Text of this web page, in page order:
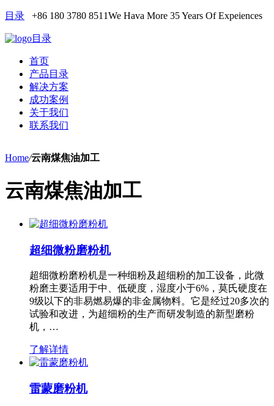
目录 +86 180 3780 8511We Hava More 35 Years Of Expeiences
目录
首页
产品目录
解决方案
成功案例
关于我们
联系我们
Home/云南煤焦油加工
云南煤焦油加工
超细微粉磨粉机
超细微粉磨粉机是一种细粉及超细粉的加工设备，此微
粉磨主要适用于中、低硬度，湿度小于6%，莫氏硬度在
9级以下的非易燃易爆的非金属物料。它是经过20多次的
试验和改进，为超细粉的生产而研发制造的新型磨粉
机，…
了解详情
雷蒙磨粉机